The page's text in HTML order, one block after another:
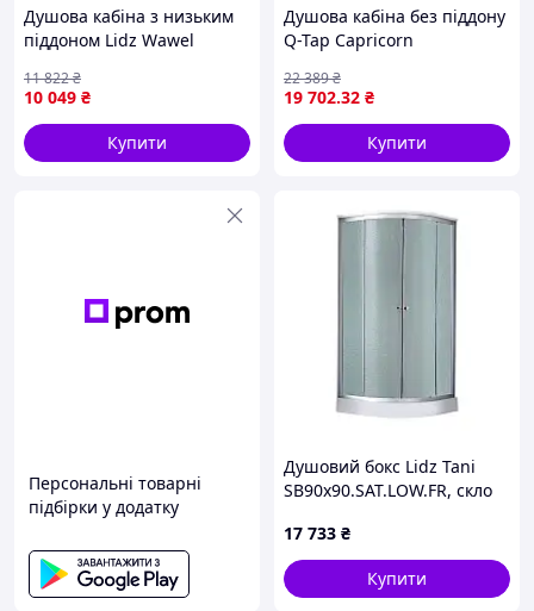
Душова кабіна з низьким
піддоном Lidz Wawel
квадратна
10 049 ₴
11 822₴
Купити
Душова кабіна без піддону
Q-Tap Capricorn
покриття CalcLess
19 702.32 ₴
22 389₴
Купити
Персональні товарні
підбірки у додатку
Душовий бокс Lidz Tani
SB90x90.SAT.LOW.FR, скло
17 733 ₴
Купити